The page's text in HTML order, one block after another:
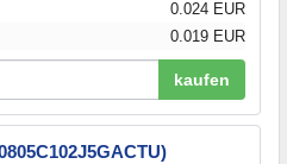
0.024 EUR
0.019 EUR
kaufen